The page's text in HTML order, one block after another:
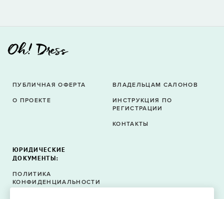
ПУБЛИЧНАЯ ОФЕРТА
О ПРОЕКТЕ
ВЛАДЕЛЬЦАМ САЛОНОВ
ИНСТРУКЦИЯ ПО
РЕГИСТРАЦИИ
КОНТАКТЫ
ЮРИДИЧЕСКИЕ
ДОКУМЕНТЫ:
ПОЛИТИКА
КОНФИДЕНЦИАЛЬНОСТИ